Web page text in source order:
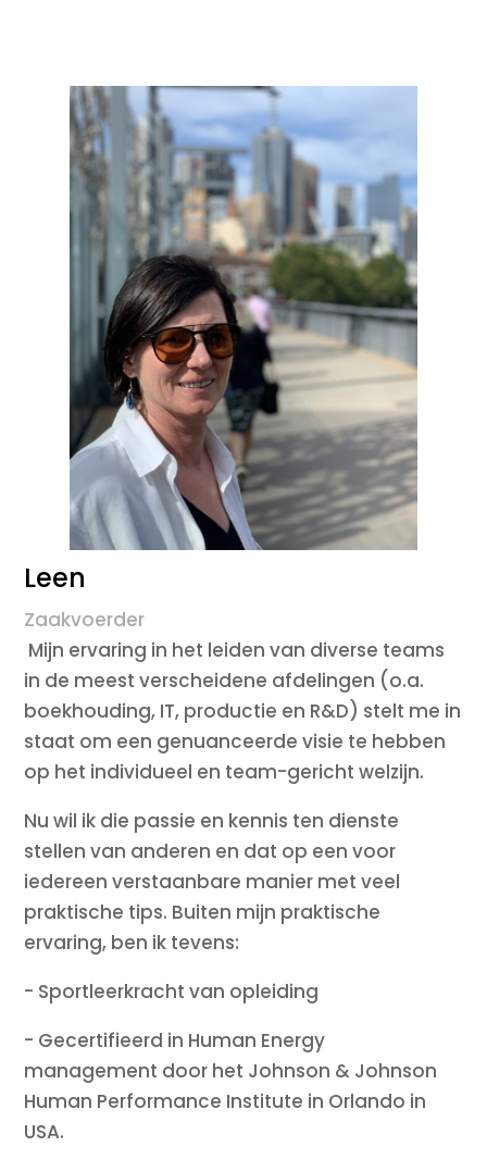
Leen
Zaakvoerder
Mijn ervaring in het leiden van diverse teams
in de meest verscheidene afdelingen (o.a.
boekhouding, IT, productie en R&D) stelt me in
staat om een genuanceerde visie te hebben
op het individueel en team-gericht welzijn.
Nu wil ik die passie en kennis ten dienste
stellen van anderen en dat op een voor
iedereen verstaanbare manier met veel
praktische tips. Buiten mijn praktische
ervaring, ben ik tevens:
- Sportleerkracht van opleiding
- Gecertifieerd in Human Energy
management door het Johnson & Johnson
Human Performance Institute in Orlando in
USA.